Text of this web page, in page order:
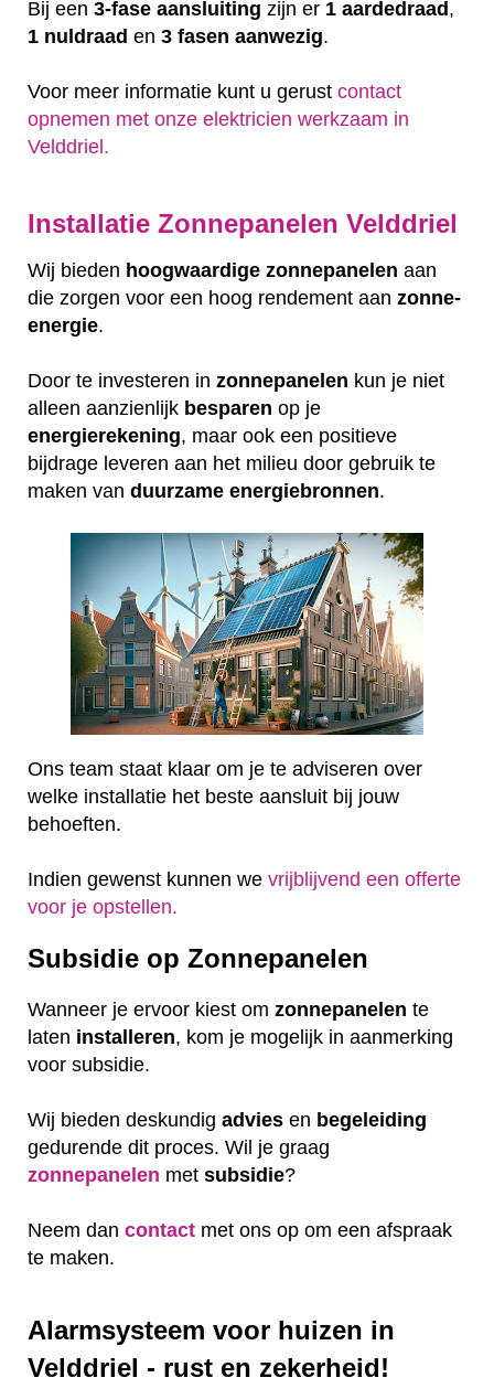
Bij een 3-fase aansluiting zijn er 1 aardedraad,
1 nuldraad en 3 fasen aanwezig.
Voor meer informatie kunt u gerust contact
opnemen met onze elektricien werkzaam in
Velddriel.
Installatie Zonnepanelen Velddriel
Wij bieden hoogwaardige zonnepanelen aan
die zorgen voor een hoog rendement aan zonne-
energie.
Door te investeren in zonnepanelen kun je niet
alleen aanzienlijk besparen op je
energierekening, maar ook een positieve
bijdrage leveren aan het milieu door gebruik te
maken van duurzame energiebronnen.
Ons team staat klaar om je te adviseren over
welke installatie het beste aansluit bij jouw
behoeften.
Indien gewenst kunnen we vrijblijvend een offerte
voor je opstellen.
Subsidie op Zonnepanelen
Wanneer je ervoor kiest om zonnepanelen te
laten installeren, kom je mogelijk in aanmerking
voor subsidie.
Wij bieden deskundig advies en begeleiding
gedurende dit proces. Wil je graag
zonnepanelen met subsidie?
Neem dan contact met ons op om een afspraak
te maken.
Alarmsysteem voor huizen in
Velddriel - rust en zekerheid!